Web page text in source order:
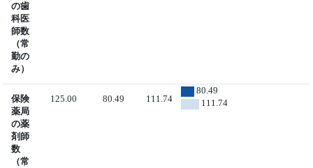
の歯
科医
師数
（常
勤の
み）
保険
薬局
の薬
剤師
数
（常
125.00 80.49 111.74
80.49
111.74